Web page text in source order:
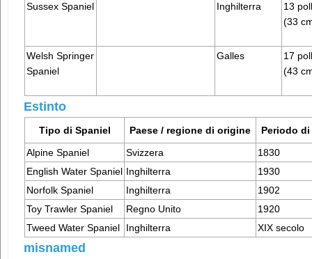
Sussex Spaniel
Inghilterra
13
(33
Welsh Springer
Spaniel
Galles
17
(43
Estinto
Tipo di Spaniel Paese / regione di origine
Periodo
Alpine Spaniel
Svizzera
1830
English Water Spaniel Inghilterra
1930
Norfolk Spaniel
Inghilterra
1902
Toy Trawler Spaniel
Regno Unito
1920
Tweed Water Spaniel
Inghilterra XIX secolo
misnamed